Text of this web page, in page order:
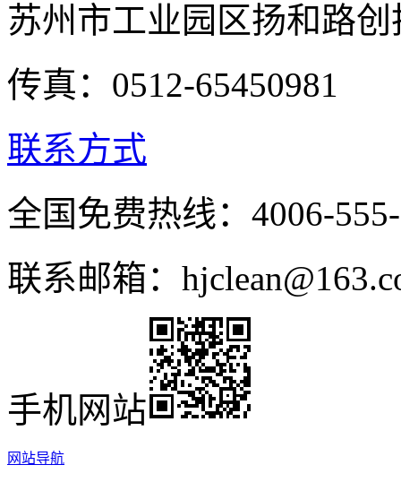
苏州市工业园区扬和路
传真：0512-65450981
联系方式
全国免费热线：4006-
联系邮箱：
手机网站
网站导航